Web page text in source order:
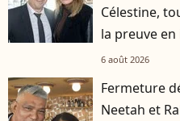
Célestine,
la preuve en
6 août 2026
Fermeture
Neetah et